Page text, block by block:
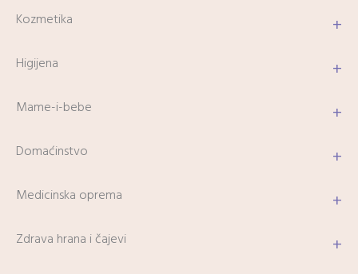
Kozmetika +
Higijena +
Mame-i-bebe +
Domaćinstvo +
Medicinska oprema +
Zdrava hrana i čajevi +